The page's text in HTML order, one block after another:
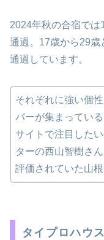
2024年秋の合宿で
通過。17歳から29歳
通過しています。
それぞれに強い個
バーが集まってい
サイトで注目した
ターの西山智樹さ
評価されていた山
タイプロハウス